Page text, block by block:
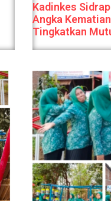
Kadinkes
Angka
Tingkatkan